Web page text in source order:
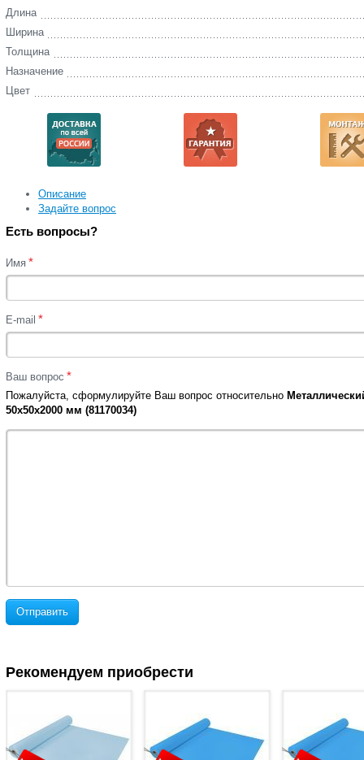
Длина
Ширина
Толщина
Назначение
Цвет
Описание
Задайте вопрос
Есть вопросы?
Имя *
E-mail *
Ваш вопрос *
Пожалуйста, сформулируйте Ваш вопрос относительно
50х50х2000 мм (81170034)
Отправить
Рекомендуем приобрести